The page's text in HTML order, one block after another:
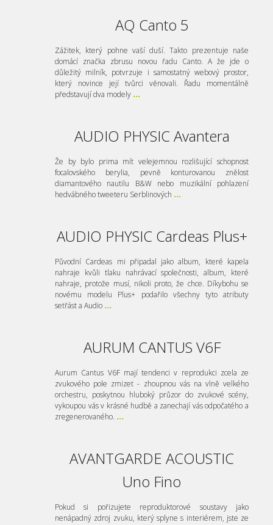
AQ Canto 5
Zážitek, který pohne vaší duší. Takto prezentuje naše
domácí značka zbrusu novou řadu Canto. A že jde o
důležitý milník, potvrzuje i samostatný webový prostor,
který novince její tvůrci věnovali. Řadu momentálně
představují dva modely ...
AUDIO PHYSIC Avantera
Že by bylo prima mít velejemnou rozlišující schopnost
focalovského berylia, pevně konturovanou znělost
diamantového nautilu B&W nebo muzikální pohlazení
hedvábného tweeteru Serblinových ...
AUDIO PHYSIC Cardeas Plus+
Původní Cardeas mi připadal jako album, které kapela
nahraje kvůli tlaku nahrávací společnosti, album, které
nahraje, protože musí, nikoli proto, že chce. Díkybohu se
novému modelu Plus+ podařilo všechny tyto atributy
setřást a Audio ...
AURUM CANTUS V6F
Aurum Cantus V6F mají tendenci v reprodukci zcela ze
zvukového pole zmizet - zhoupnou vás na vlně velkého
orchestru, poskytnou hluboký průzor do zvukové scény,
vykoupou vás v krásné hudbě a zanechají vás odpočatého a
zregenerovaného. ...
AVANTGARDE ACOUSTIC
Uno Fino
Pokud si pořizujete reproduktorové soustavy jako
nenápadný zdroj zvuku, který splyne s interiérem, jste ze